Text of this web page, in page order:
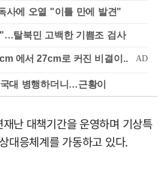
사에 오열 "이틀 만에 발견"
탈북민 고백한 기쁨조 검사
대 병행하더니…근황이
난 대책기간을 운영하며 기상특
대응체계를 가동하고 있다.